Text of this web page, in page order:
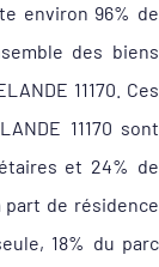
environ 96% de
des biens
11170. Ces
11170 sont
et 24% de
de résidence
18% du parc